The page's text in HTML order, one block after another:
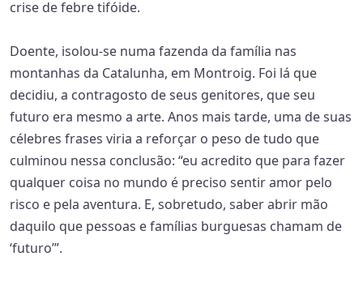
crise de febre tifóide.
Doente, isolou-se numa fazenda da família nas
montanhas da Catalunha, em Montroig. Foi lá que
decidiu, a contragosto de seus genitores, que seu
futuro era mesmo a arte. Anos mais tarde, uma de suas
célebres frases viria a reforçar o peso de tudo que
culminou nessa conclusão: “eu acredito que para fazer
qualquer coisa no mundo é preciso sentir amor pelo
risco e pela aventura. E, sobretudo, saber abrir mão
daquilo que pessoas e famílias burguesas chamam de
‘futuro’”.